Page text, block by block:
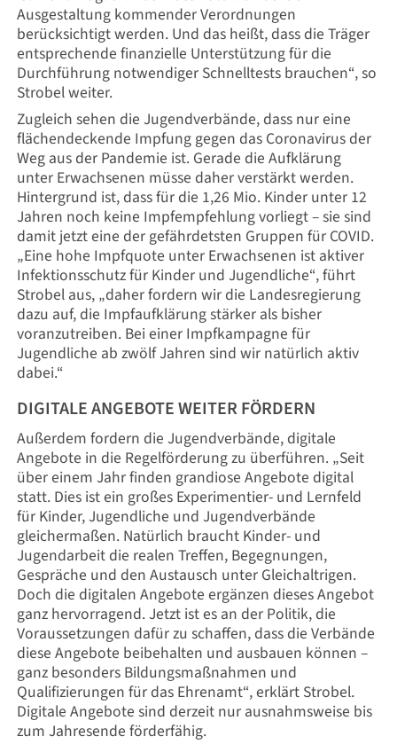
Ausgestaltung kommender Verordnungen
berücksichtigt werden. Und das heißt, dass die Träger
entsprechende finanzielle Unterstützung für die
Durchführung notwendiger Schnelltests brauchen“, so
Strobel weiter.
Zugleich sehen die Jugendverbände, dass nur eine
flächendeckende Impfung gegen das Coronavirus der
Weg aus der Pandemie ist. Gerade die Aufklärung
unter Erwachsenen müsse daher verstärkt werden.
Hintergrund ist, dass für die 1,26 Mio. Kinder unter 12
Jahren noch keine Impfempfehlung vorliegt – sie sind
damit jetzt eine der gefährdetsten Gruppen für COVID.
„Eine hohe Impfquote unter Erwachsenen ist aktiver
Infektionsschutz für Kinder und Jugendliche“, führt
Strobel aus, „daher fordern wir die Landesregierung
dazu auf, die Impfaufklärung stärker als bisher
voranzutreiben. Bei einer Impfkampagne für
Jugendliche ab zwölf Jahren sind wir natürlich aktiv
dabei.“
DIGITALE ANGEBOTE WEITER FÖRDERN
Außerdem fordern die Jugendverbände, digitale
Angebote in die Regelförderung zu überführen. „Seit
über einem Jahr finden grandiose Angebote digital
statt. Dies ist ein großes Experimentier- und Lernfeld
für Kinder, Jugendliche und Jugendverbände
gleichermaßen. Natürlich braucht Kinder- und
Jugendarbeit die realen Treffen, Begegnungen,
Gespräche und den Austausch unter Gleichaltrigen.
Doch die digitalen Angebote ergänzen dieses Angebot
ganz hervorragend. Jetzt ist es an der Politik, die
Voraussetzungen dafür zu schaffen, dass die Verbände
diese Angebote beibehalten und ausbauen können –
ganz besonders Bildungsmaßnahmen und
Qualifizierungen für das Ehrenamt“, erklärt Strobel.
Digitale Angebote sind derzeit nur ausnahmsweise bis
zum Jahresende förderfähig.